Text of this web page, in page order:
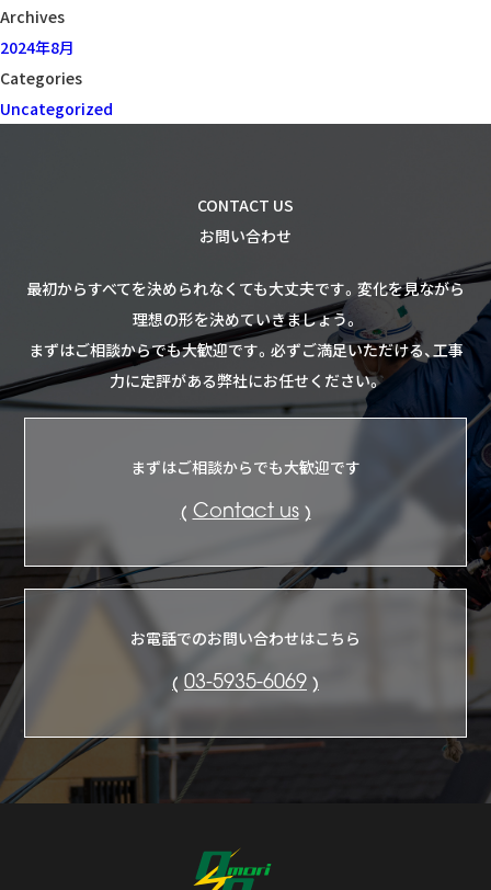
Archives
2024年8月
Categories
Uncategorized
CONTACT US
お問い合わせ
最初からすべてを決められなくても大丈夫です。 変化を見ながら
理想の形を決めていきましょう。
まずはご相談からでも大歓迎です。 必ずご満足いただける、工事
力に定評がある弊社にお任せください。
まずはご相談からでも大歓迎です
Contact us
お電話でのお問い合わせはこちら
03-5935-6069